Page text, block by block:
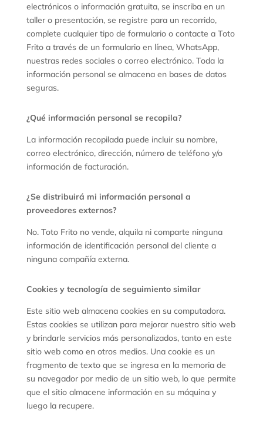
electrónicos o información gratuita, se inscriba en un
taller o presentación, se registre para un recorrido,
complete cualquier tipo de formulario o contacte a Toto
Frito a través de un formulario en línea, WhatsApp,
nuestras redes sociales o correo electrónico. Toda la
información personal se almacena en bases de datos
seguras.
¿Qué información personal se recopila?
La información recopilada puede incluir su nombre,
correo electrónico, dirección, número de teléfono y/o
información de facturación.
¿Se distribuirá mi información personal a
proveedores externos?
No. Toto Frito no vende, alquila ni comparte ninguna
información de identificación personal del cliente a
ninguna compañía externa.
Cookies y tecnología de seguimiento similar
Este sitio web almacena cookies en su computadora.
Estas cookies se utilizan para mejorar nuestro sitio web
y brindarle servicios más personalizados, tanto en este
sitio web como en otros medios. Una cookie es un
fragmento de texto que se ingresa en la memoria de
su navegador por medio de un sitio web, lo que permite
que el sitio almacene información en su máquina y
luego la recupere.